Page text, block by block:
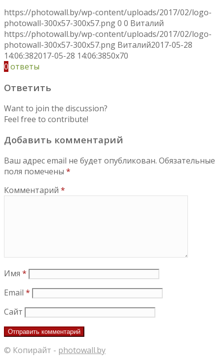
https://photowall.by/wp-content/uploads/2017/02/logo-
photowall-300x57-300x57.png0 0 Виталий
https://photowall.by/wp-content/uploads/2017/02/logo-
photowall-300x57-300x57.png Виталий2017-05-28
14:06:382017-05-28 14:06:3850x70
0 ответы
Ответить
Want to join the discussion?
Feel free to contribute!
Добавить комментарий
Ваш адрес email не будет опубликован. Обязательные
поля помечены *
Комментарий *
Имя *
Email *
Сайт
© Копирайт - photowall.by